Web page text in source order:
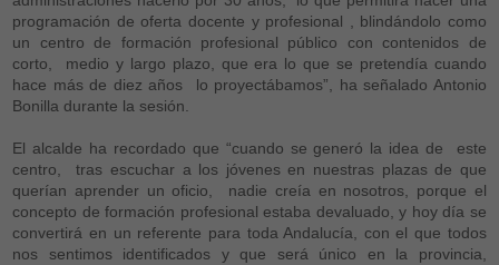
programación de oferta docente y profesional , blindándolo como
un centro de formación profesional público con contenidos de
corto, medio y largo plazo, que era lo que se pretendía cuando
hace más de diez años lo proyectábamos”, ha señalado Antonio
Bonilla durante la sesión.
El alcalde ha recordado que “cuando se generó la idea de este
centro, tras escuchar a los jóvenes en nuestras plazas de que
querían aprender un oficio, nadie creía en nosotros, porque el
concepto de formación profesional estaba devaluado, y hoy día se
convertirá en un referente para toda Andalucía, con el que todos
nos sentimos identificados y que será único en la provincia,